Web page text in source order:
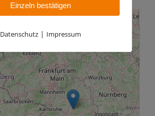
Einzeln bestätigen
Datenschutz | Impressum